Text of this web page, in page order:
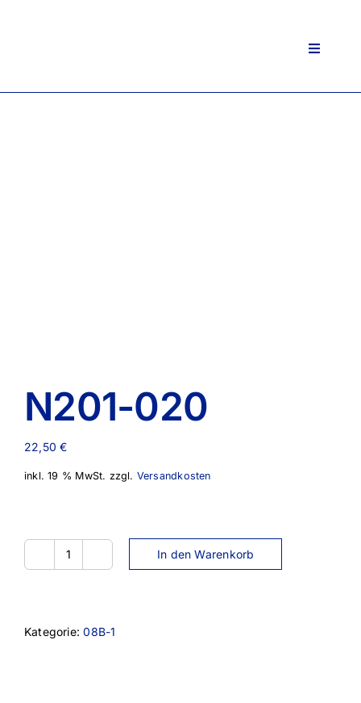
Toggle
N201-020
22,50€
inkl. 19 % MwSt. zzgl. Versandkosten
N201-
In den Warenkorb
Kategorie:08B-1